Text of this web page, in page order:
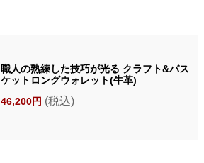
職人の熟練した技巧が光る クラフト&バス
ケットロングウォレット(牛革)
46,200円 (税込)